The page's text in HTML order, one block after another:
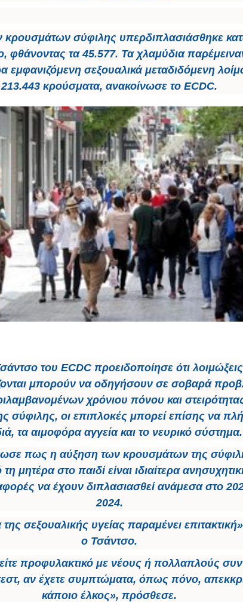
κρουσμάτων σύφιλης υπερδιπλασιάσθηκε
φθάνοντας τα 45.577. Τα χλαμύδια
εμφανιζόμενη σεξουαλικά μεταδιδόμενη
213.443 κρούσματα, ανακοίνωσε το ECDC.
του ECDC προειδοποίησε ότι
μπορούν να οδηγήσουν σε σοβαρά
χρόνιου πόνου και
σύφιλης, οι επιπλοκές μπορεί επίσης να
τα αιμοφόρα αγγεία και το νευρικό σύστημα.
πως η αύξηση των κρουσμάτων της
μητέρα στο παιδί είναι ιδιαίτερα
να έχουν διπλασιασθεί ανάμεσα στο
2024.
σεξουαλικής υγείας παραμένει
ο Τσάντσο.
προφυλακτικό με νέους ή πολλαπλούς
αν έχετε συμπτώματα, όπως πόνο,
κάποιο έλκος», πρόσθεσε.